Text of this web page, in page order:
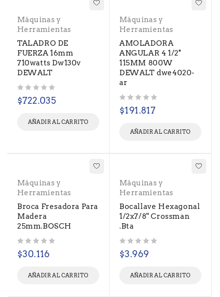
Máquinas y
Herramientas
TALADRO DE
FUERZA 16mm
710watts Dw130v
DEWALT
$722.035
AÑADIR AL CARRITO
Máquinas y
Herramientas
AMOLADORA
ANGULAR 4 1/2''
115MM 800W
DEWALT dwe4020-
ar
$191.817
AÑADIR AL CARRITO
Máquinas y
Herramientas
Broca Fresadora Para
Madera
25mm.BOSCH
$30.116
AÑADIR AL CARRITO
Máquinas y
Herramientas
Bocallave Hexagonal
1/2x7/8" Crossman
.Bta
$3.969
AÑADIR AL CARRITO